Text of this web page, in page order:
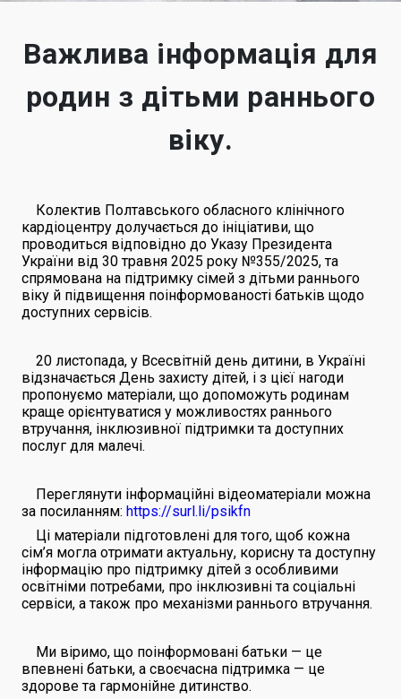
Важлива інформація для
родин з дітьми раннього
віку.
Колектив Полтавського обласного клінічного
кардіоцентру долучається до ініціативи, що
проводиться відповідно до Указу Президента
України від 30 травня 2025 року №355/2025, та
спрямована на підтримку сімей з дітьми раннього
віку й підвищення поінформованості батьків щодо
доступних сервісів.
20 листопада, у Всесвітній день дитини, в Україні
відзначається День захисту дітей, і з цієї нагоди
пропонуємо матеріали, що допоможуть родинам
краще орієнтуватися у можливостях раннього
втручання, інклюзивної підтримки та доступних
послуг для малечі.
Переглянути інформаційні відеоматеріали можна
за посиланням: https://surl.li/psikfn
Ці матеріали підготовлені для того, щоб кожна
сім’я могла отримати актуальну, корисну та доступну
інформацію про підтримку дітей з особливими
освітніми потребами, про інклюзивні та соціальні
сервіси, а також про механізми раннього втручання.
Ми віримо, що поінформовані батьки — це
впевнені батьки, а своєчасна підтримка — це
здорове та гармонійне дитинство.